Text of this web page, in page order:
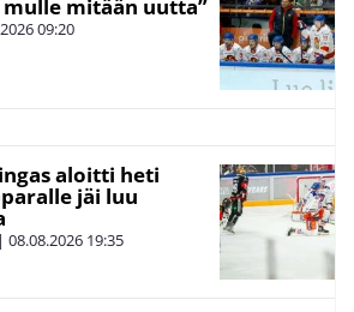
mitään uutta”
09:20
aloitti heti
jäi luu
| 08.08.2026 19:35